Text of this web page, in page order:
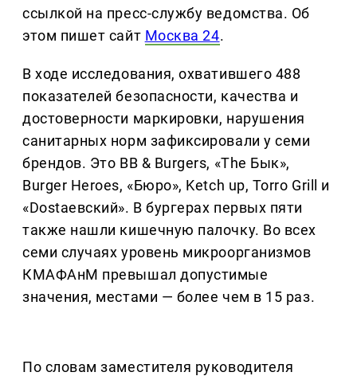
ссылкой на пресс-службу ведомства. Об
этом пишет сайт Москва 24.
В ходе исследования, охватившего 488
показателей безопасности, качества и
достоверности маркировки, нарушения
санитарных норм зафиксировали у семи
брендов. Это BB & Burgers, «The Бык»,
Burger Heroes, «Бюро», Ketch up, Torro Grill и
«Dostaевский». В бургерах первых пяти
также нашли кишечную палочку. Во всех
семи случаях уровень микроорганизмов
КМАФАнМ превышал допустимые
значения, местами — более чем в 15 раз.
По словам заместителя руководителя